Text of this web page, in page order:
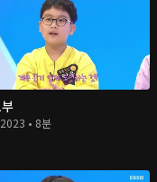
• 8분